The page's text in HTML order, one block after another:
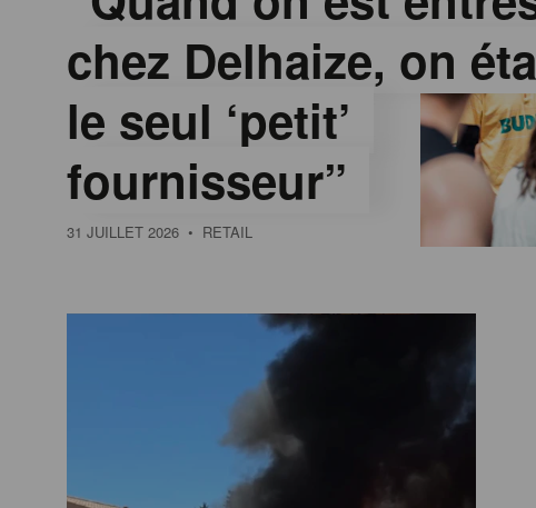
chez Delhaize, on
le seul ‘petit’
fournisseur”
31 JUILLET 2026 • RETAIL